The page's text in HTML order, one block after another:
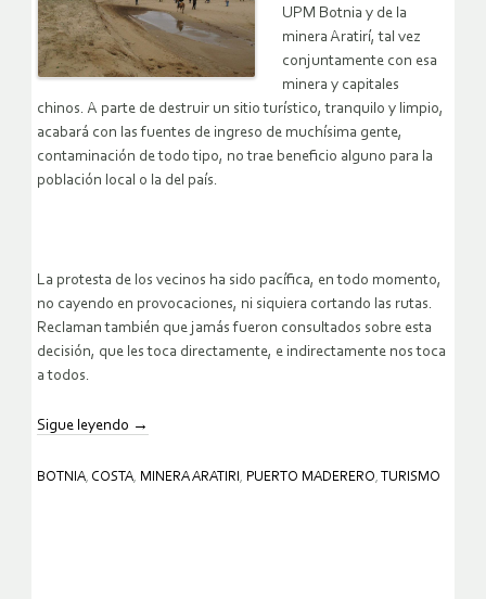
UPM Botnia y de la
minera Aratirí, tal vez
conjuntamente con esa
minera y capitales
chinos. A parte de destruir un sitio turístico, tranquilo y limpio,
acabará con las fuentes de ingreso de muchísima gente,
contaminación de todo tipo, no trae beneficio alguno para la
población local o la del país.
La protesta de los vecinos ha sido pacífica, en todo momento,
no cayendo en provocaciones, ni siquiera cortando las rutas.
Reclaman también que jamás fueron consultados sobre esta
decisión, que les toca directamente, e indirectamente nos toca
a todos.
Sigue leyendo →
BOTNIA, COSTA, MINERA ARATIRI , PUERTO MADERERO, TURISMO